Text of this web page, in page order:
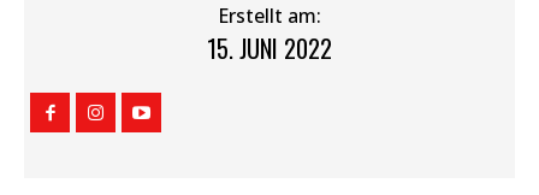
Erstellt am:
15. JUNI 2022